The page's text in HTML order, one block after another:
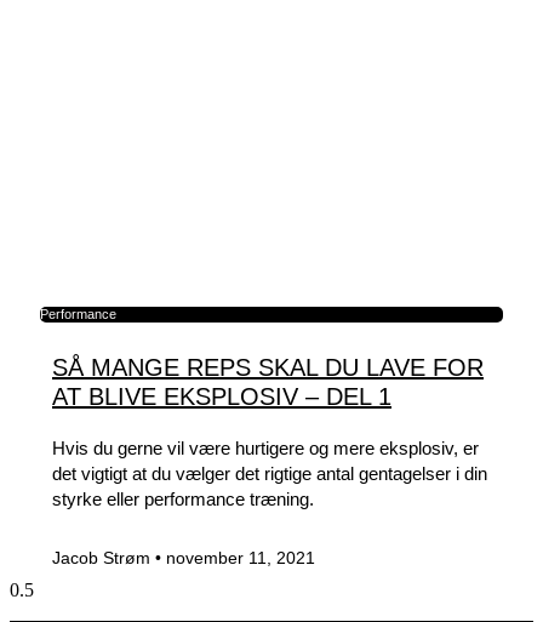
Performance
SÅ MANGE REPS SKAL DU LAVE FOR
AT BLIVE EKSPLOSIV – DEL 1
Hvis du gerne vil være hurtigere og mere eksplosiv, er
det vigtigt at du vælger det rigtige antal gentagelser i din
styrke eller performance træning.
Jacob Strøm november 11, 2021